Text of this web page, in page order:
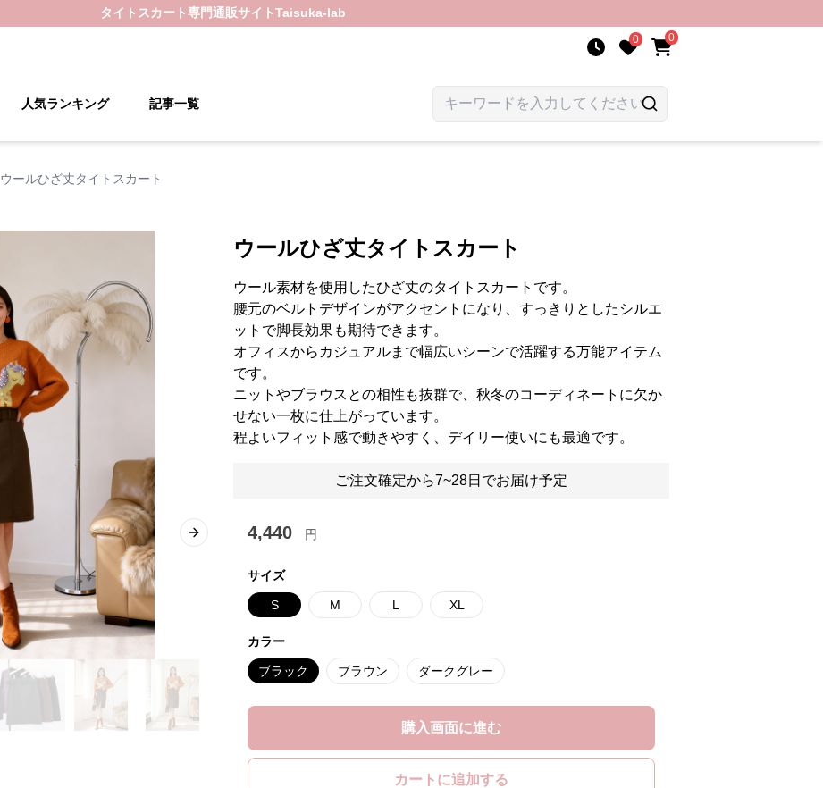
タイトスカート専門通販サイトTaisuka-lab
0 0
人気ランキング 記事一覧
ウールひざ丈タイトスカート
Next slide
ウールひざ丈タイトスカート
ウール素材を使用したひざ丈のタイトスカートです。
腰元のベルトデザインがアクセントになり、すっきりとしたシルエ
ットで脚長効果も期待できます。
オフィスからカジュアルまで幅広いシーンで活躍する万能アイテム
です。
ニットやブラウスとの相性も抜群で、秋冬のコーディネートに欠か
せない一枚に仕上がっています。
程よいフィット感で動きやすく、デイリー使いにも最適です。
ご注文確定から7~28日でお届け予定
4,440 円
サイズ
S M L XL
カラー
ブラック ブラウン ダークグレー
購入画面に進む
カートに追加する